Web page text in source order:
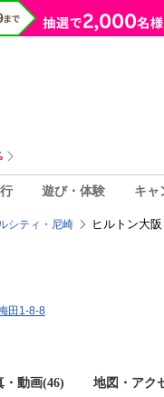
遊び・体験 キャ
シティ・尼崎 ヒルトン大
田1-8-8
・動画(46) 地図・アク